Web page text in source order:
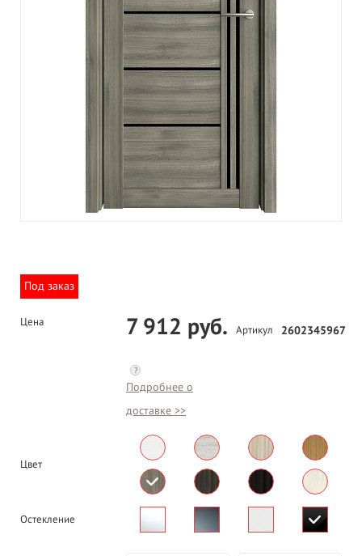
Под заказ
Цена 7 912 руб.
?
Подробнее о
доставке >>
Артикул 2602345967
Цвет
Остекление